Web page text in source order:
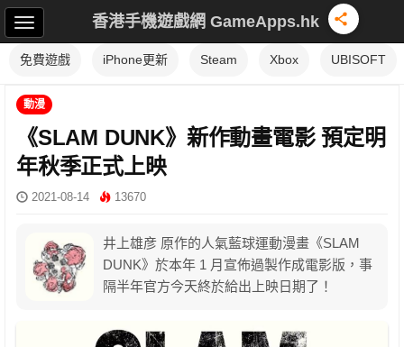
香港手機遊戲網 GameApps.hk
免費遊戲 iPhone更新 Steam Xbox UBISOFT
動漫
《SLAM DUNK》新作動畫電影 預定明
年秋季正式上映
2021-08-14 13670
井上雄彦 原作的人氣藍球運動漫畫《SLAM
DUNK》於本年 1 月宣佈過製作成電影版，事
隔半年官方今天終於給出上映日期了！